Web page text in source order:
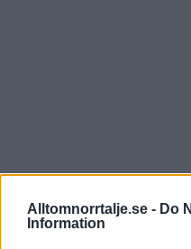
Alltomnorrtalje.se - Do
Information